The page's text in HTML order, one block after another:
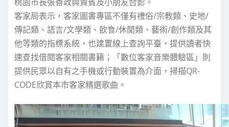
客家局表示，客家圖書專區不僅有禮俗/宗教類、史地/
傳記類、語言/文學類、飲食/休閒類、藝術/創作類及其
他等類的指標系統，也建置線上查詢平臺，提供讀者快
速查找借閱客家相關書籍；「數位客家音樂體驗區」則
提供民眾以自有之手機或行動裝置為介面，掃描QR-
CODE欣賞本市客家精選歌曲。